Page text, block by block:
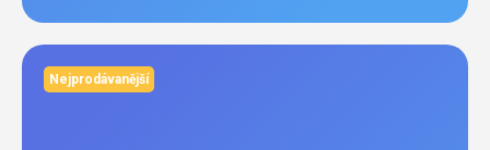
Nejprodávanější